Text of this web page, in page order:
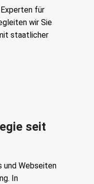
für
wir Sie
staatlicher
seit
und Webseiten
In